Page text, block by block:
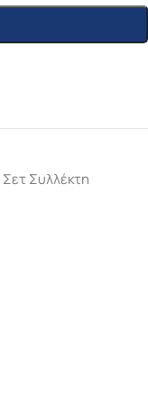
Σετ Συλλέκτη